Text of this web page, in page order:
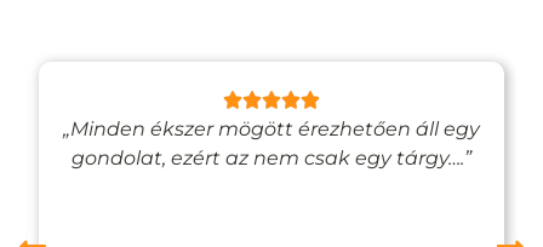
„Minden ékszer mögött érezhetően áll egy
gondolat, ezért az nem csak egy tárgy….”